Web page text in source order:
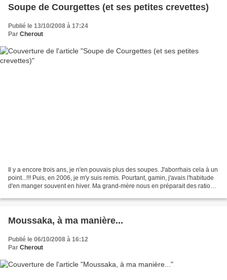
Soupe de Courgettes (et ses petites crevettes)
Publié le 13/10/2008 à 17:24
Par Cherout
Il y a encore trois ans, je n'en pouvais plus des soupes. J'aborrhais cela à un
point...!!! Puis, en 2006, je m'y suis remis. Pourtant, gamin, j'avais l'habitude
d'en manger souvent en hiver. Ma grand-mère nous en préparait des rations.
Moussaka, à ma manière...
Publié le 06/10/2008 à 16:12
Par Cherout